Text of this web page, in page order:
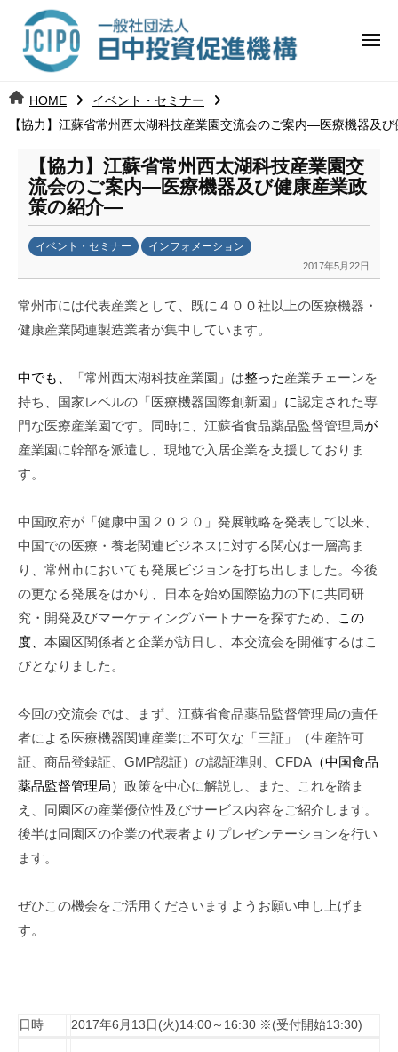
ツ 日
中
投
資
促
進
機
j
c
メ
HOME
イベント・セミナー
【協力】江蘇省常州西太湖科技産業園交流会のご案内―医療機器及
【協力】江蘇省常州西太湖科技産業園交
流会のご案内―医療機器及び健康産業政
策の紹介―
イベント・セミナー インフォメーション
2017年5月22日
k
a
a
u
m
常州市には代表産業として、既に４００社以上の医療機器・
健康産業関連製造業者が集中しています。
中でも、 「常州西太湖科技産業園」は整った産業チェーンを
持ち、国家レベルの「医療機器 国際創新園」 に認定された専
門な医療産業園です。同時に、江蘇省食品薬品監督管理局が
産業園に幹部を派遣し、現地で入居企業を支援しておりま
す。
中国政府が「健康中国２０２０」発展戦略を発表して以来、
中国での医療・養老関連ビジネスに対する関心は一層高ま
り、常州市においても発展ビジョンを打ち出しました。今後
の更なる発展をはかり、日本を始め国際協力の下に共同研
究・開発及びマーケティングパートナーを探すため、
この
度、 本園区関係者と企業が訪日し、本交流会を開催するはこ
びとなりました。
今回の交流会では、まず、江蘇省食品薬品監督管理局の責任
者による医療機器関連産業に不可欠な「三証」（生産許可
証、商品登録証、GMP認証）の認証準則、CFDA （中国食品
薬品監督管理局） 政策を中心に解説し、また、これを踏ま
え、同園区の産業優位性及びサービス内容をご紹介します。
後半は同園区の企業の代表者よりプレゼンテーションを行い
ます。
ぜひこの機会をご活用くださいますようお願い申し上げま
す。
日時 2017年6月13日(火)14:00～16:30 ※(受付開始13:30)
日
中
資
進
機
構